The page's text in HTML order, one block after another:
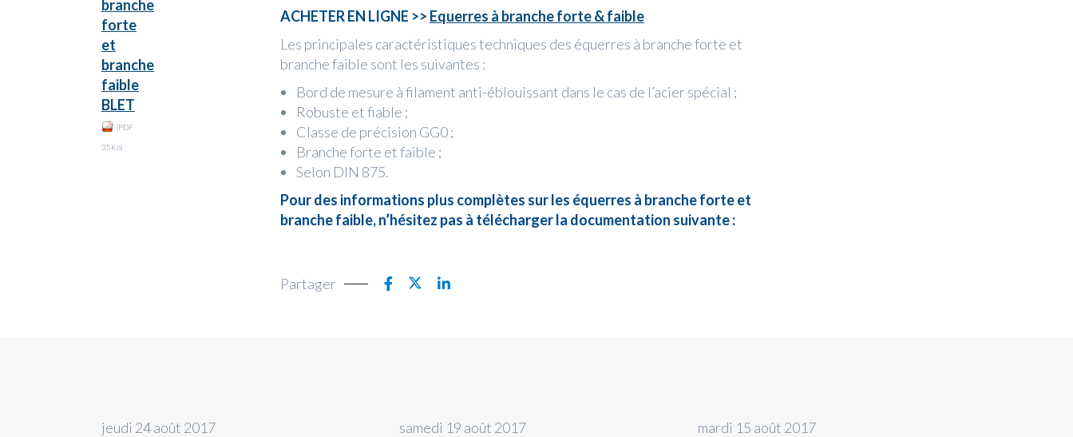
branche
forte
et
branche
faible
BLET
(PDF
35Ko)
ACHETER EN LIGNE >> Equerres à branche forte & faible
Les principales caractéristiques techniques des équerres à branche forte et
branche faible sont les suivantes :
Bord de mesure à filament anti-éblouissant dans le cas de l’acier spécial ;
Robuste et fiable ;
Classe de précision GG0 ;
Branche forte et faible ;
Selon DIN 875.
Pour des informations plus complètes sur les équerres à branche forte et
branche faible, n’hésitez pas à télécharger la documentation suivante :
Partager
jeudi 24 août 2017 samedi 19 août 2017 mardi 15 août 2017